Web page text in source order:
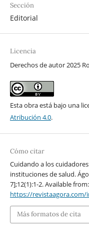
Sección
Editorial
Licencia
Derechos de autor 2025
Esta obra está bajo una
Atribución 4.0.
Cómo citar
Cuidando a los
instituciones de salud.
7];12(1):1-2. Available from:
https://
Más formatos de cita